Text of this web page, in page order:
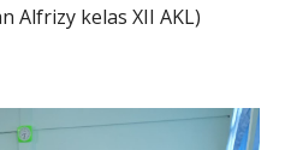
Alfrizy kelas XII AKL)